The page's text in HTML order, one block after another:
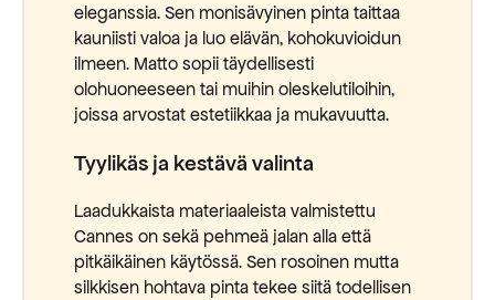
eleganssia. Sen monisävyinen pinta taittaa
kauniisti valoa ja luo elävän, kohokuvioidun
ilmeen. Matto sopii täydellisesti
olohuoneeseen tai muihin oleskelutiloihin,
joissa arvostat estetiikkaa ja mukavuutta.
Tyylikäs ja kestävä valinta
Laadukkaista materiaaleista valmistettu
Cannes on sekä pehmeä jalan alla että
pitkäikäinen käytössä. Sen rosoinen mutta
silkkisen hohtava pinta tekee siitä todellisen